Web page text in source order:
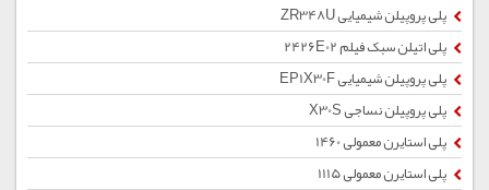
پلی پروپیلن شیمیایی ZR348U
پلی اتیلن سبک فیلم 2426E02
پلی پروپیلن شیمیایی EP1X30F
پلی پروپیلن نساجی X30S
پلی استایرن معمولی 1460
پلی استایرن معمولی 1115